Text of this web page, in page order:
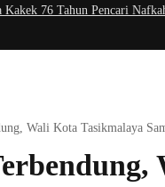
Kakek 76 Tahun Pencari
Wali Kota Tasikmalaya